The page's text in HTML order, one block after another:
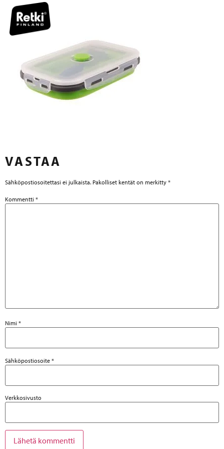
VASTAA
Sähköpostiosoitettasi ei julkaista. Pakolliset kentät on merkitty *
Kommentti *
Nimi *
Sähköpostiosoite *
Verkkosivusto